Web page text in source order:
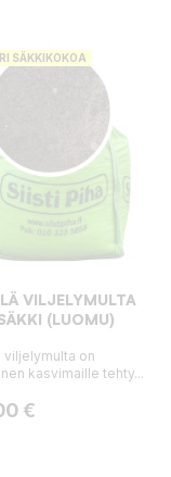
SÄKKIKOKOA
VILJELYMULTA
(LUOMU)
viljelymulta on
kasvimaille tehty...
€